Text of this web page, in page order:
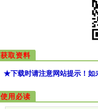
获取资料
★下载时请注意网站提示！如
使用必读